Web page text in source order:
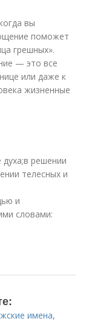
вы
поможет
грешных».
— это все
или даже к
жизненные
духа;в решении
телесных и
и
словами:
имена,